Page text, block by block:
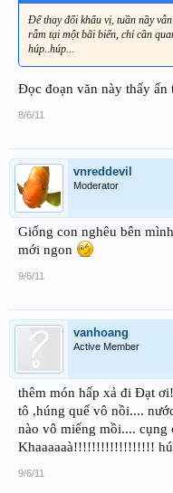
Để thay đổi khẩu vị, tuần nầy
rẫm tại một bãi biển, chỉ cần
húp..húp...
Đọc đoạn văn này thấy
8/6/11
vnreddevil
Moderator
Giống con nghêu bên
mới ngon
9/6/11
vanhoang
Active Member
thêm món hấp xả đi Đạt
tô ,húng quế vô nồi....
nào vô miếng mồi....
Khaaaaaà!!!!!!!!!!!!!!!!!!
9/6/11